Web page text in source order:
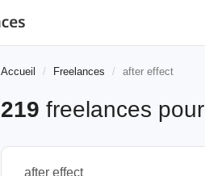
Accueil Freelances after effect
219 freelances pour